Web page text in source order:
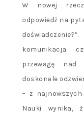
W nowej
odpowiedź na
komunikacja
przewagę
doskonale
– z
Nauki wynika,